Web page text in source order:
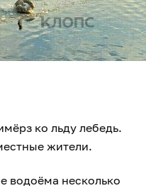
ко льду лебедь.
жители.
водоёма несколько